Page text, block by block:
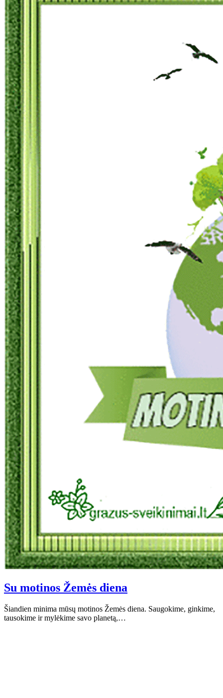
Su motinos Žemės diena
Šiandien minima mūsų motinos Žemės diena. Saugokime, ginkime,
tausokime ir mylėkime savo planetą,…